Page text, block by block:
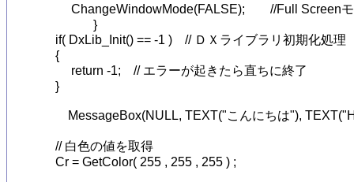
         ChangeWindowMode(FALSE);	//Full Screenモードに変更
    if( DxLib_Init() == -1 )    // ＤＸライブラリ初期化処理
    {
         return -1;    // エラーが起きたら直ちに終了
    }
MessageBox(NULL, TEXT("こんにちは"),
    // 白色の値を取得
    Cr = GetColor( 255 , 255 , 255 ) ;